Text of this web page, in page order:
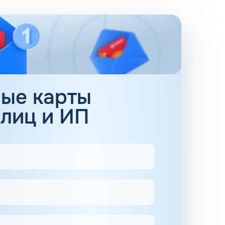
двигателя и уменьшения вредных
смеси, обогащенные добавками, улучшающими
топлива в сети АЗС РУССнефть по
значительно уменьшить затраты на
карт КАРДЕКС могут легко найти
желающих оптимизировать свои
карты
и ИП